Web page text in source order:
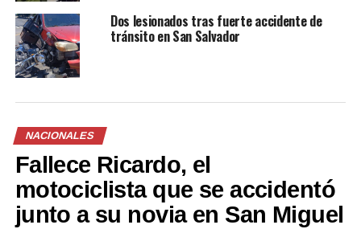
600 colaboradores
municipales, quienes
desarrollarán diversos
afectaciones durante la
época lluviosa.
pic.twitter.com/EfWZ2Xl2Up
Dos lesionados tras fuerte accidente de
tránsito en San Salvador
NACIONALES
Fallece Ricardo, el
motociclista que se accidentó
junto a su novia en San Miguel